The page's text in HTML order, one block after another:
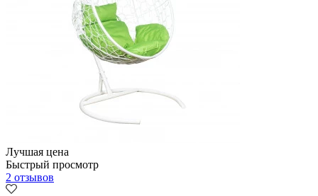
Лучшая цена
Быстрый просмотр
2 отзывов